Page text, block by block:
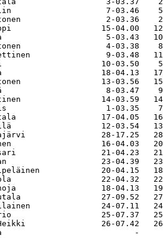
7-03.46
2-03.36
15-04.00
5-03.43
4-03.38
9-03.48
10-03.50
18-04.13
13-03.56
8-03.47
14-03.59
1-03.35
17-04.05
12-03.54
28-17.25
16-04.03
21-04.23
23-04.39
20-04.15
22-04.32
18-04.13
27-09.52
24-07.11
25-07.37
26-07.42
Juha